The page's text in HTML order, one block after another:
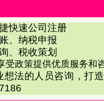
快速公司注册
、纳税申报
、税收策划
受政策提供优质服务和
想法的人员咨询，打